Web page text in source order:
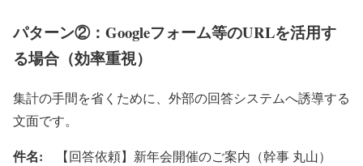
パターン②：Googleフォーム等のURLを活用す
る場合（効率重視）
集計の手間を省くために、外部の回答システムへ誘導する
文面です。
件名: 【回答依頼】新年会開催のご案内（幹事 丸山）